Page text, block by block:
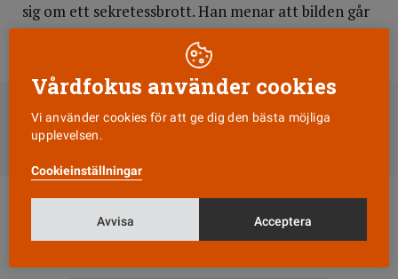
sig om ett sekretessbrott. Han menar att bilden går
att härleda till en viss händelse.
DELAVårdfokus använder cookies
Vi använder cookies för att ge dig den bästa möjliga
upplevelsen.
Cookieinställningar
Avvisa Acceptera